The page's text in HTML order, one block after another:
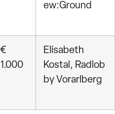
ew:Ground
€
1.000
Elisabeth
Kostal, Radlob
by Vorarlberg